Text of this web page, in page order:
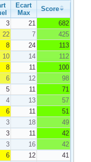
Ecart
Max
Score
3 21
682
22 7
425
8 24
113
10 14
112
8 11
100
6 12
98
5 11
71
4 13
57
6 11
51
3 18
49
3 11
42
3 16
42
6 12
41